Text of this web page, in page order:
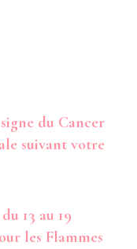
du Cancer
suivant votre
13 au 19
les Flammes